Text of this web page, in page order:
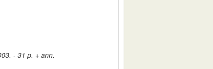
- 31 p. + ann.